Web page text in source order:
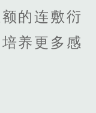
的连敷衍
养更多感